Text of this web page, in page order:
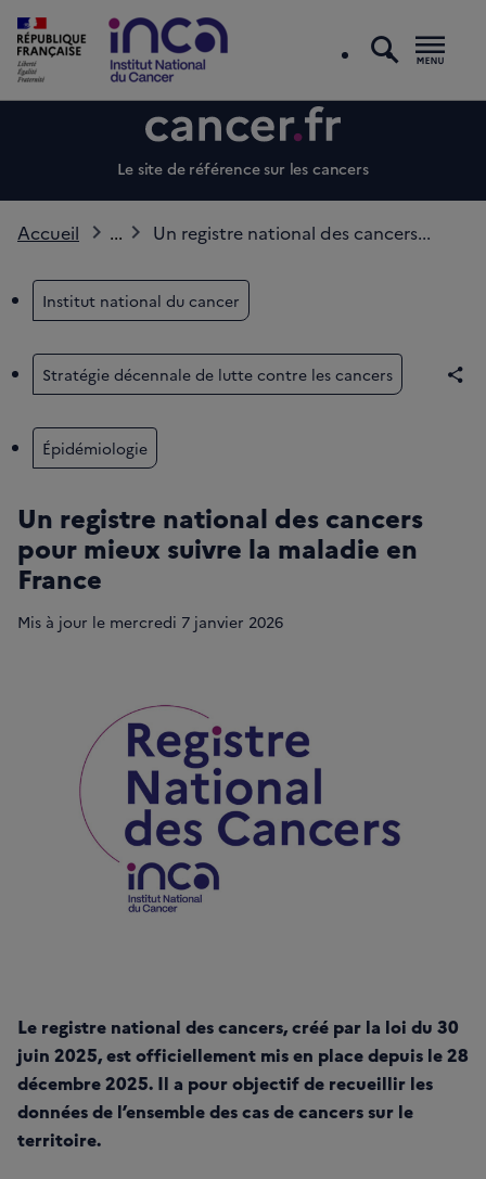
Le site de référence sur les cancers
Accueil ... Un registre national des cancers...
Institut national du cancer
Stratégie décennale de lutte contre les cancers
Épidémiologie
Un registre national des cancers
pour mieux suivre la maladie en
France
Mis à jour le mercredi 7 janvier 2026
Le registre national des cancers, créé par la loi du 30
juin 2025, est officiellement mis en place depuis le 28
décembre 2025. Il a pour objectif de recueillir les
données de l’ensemble des cas de cancers sur le
territoire.